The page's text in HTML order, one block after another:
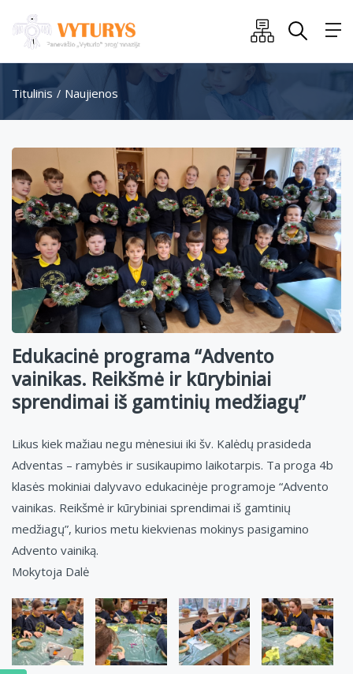
Titulinis Naujienos
Edukacinė programa “Advento
vainikas. Reikšmė ir kūrybiniai
sprendimai iš gamtinių medžiagų”
Likus kiek mažiau negu mėnesiui iki šv. Kalėdų prasideda
Adventas – ramybės ir susikaupimo laikotarpis. Ta proga 4b
klasės mokiniai dalyvavo edukacinėje programoje “Advento
vainikas. Reikšmė ir kūrybiniai sprendimai iš gamtinių
medžiagų”, kurios metu kiekvienas mokinys pasigamino
Advento vainiką.
Mokytoja Dalė